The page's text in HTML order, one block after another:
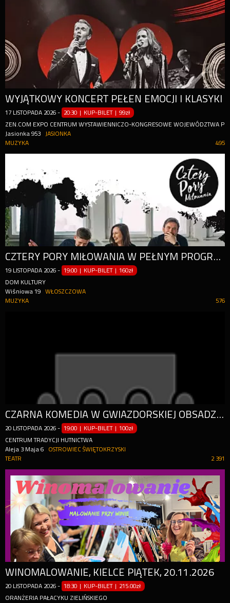
WYJĄTKOWY KONCERT PEŁEN EMOCJI I KLASYKI
17 LISTOPADA 2026 - 20:30 | KUP-BILET |99zł
ZEN.COM EXPO CENTRUM WYSTAWIENNICZO-KONGRESOWE WOJEWÓDZTWA
Jasionka 953
JASIONKA
495
MUZYKA
CZTERY PORY MIŁOWANIA W PEŁNYM PROGRAMIE KONCERTOWYM
19 LISTOPADA 2026 - 19:00 | KUP-BILET |160zł
DOM KULTURY
Wiśniowa 19
WŁOSZCZOWA
576
MUZYKA
CZARNA KOMEDIA W GWIAZDORSKIEJ OBSADZIE. REŻYSER WOJCIECH MALAJKAT.
20 LISTOPADA 2026 - 19:00 | KUP-BILET |100zł
CENTRUM TRADYCJI HUTNICTWA
Aleja 3 Maja 6
OSTROWIEC ŚWIĘTOKRZYSKI
2 391
TEATR
WINOMALOWANIE, KIELCE PIĄTEK, 20.11.2026
20 LISTOPADA 2026 - 18:30 | KUP-BILET | 215.00zł
ORANŻERIA PAŁACYKU ZIELIŃSKIEGO